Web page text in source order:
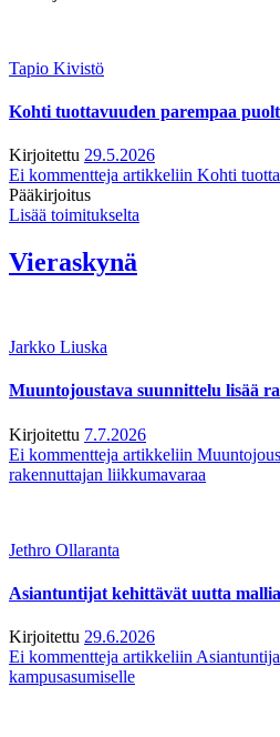
Tapio Kivistö
Kohti tuottavuuden parempaa
Kirjoitettu 29.5.2026
Ei kommentteja artikkeliin Kohti
Pääkirjoitus
Lisää toimitukselta
Vieraskynä
Jarkko Liuska
Muuntojoustava suunnittelu lisää
Kirjoitettu 7.7.2026
Ei kommentteja artikkeliin
rakennuttajan liikkumavaraa
Jethro Ollaranta
Asiantuntijat kehittävät uutta
Kirjoitettu 29.6.2026
Ei kommentteja artikkeliin
kampusasumiselle